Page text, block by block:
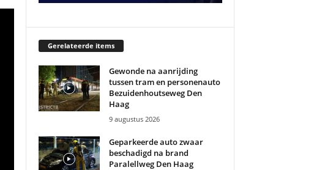
Gerelateerde items
Gewonde na aanrijding
tussen tram en personenauto
Bezuidenhoutseweg Den
Haag
9 augustus 2026
Geparkeerde auto zwaar
beschadigd na brand
Paralellweg Den Haag